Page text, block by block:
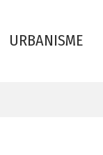
URBANISME